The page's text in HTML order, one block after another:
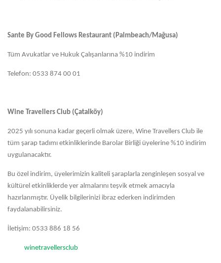
Sante By Good Fellows Restaurant (Palmbeach/Mağusa)
Tüm Avukatlar ve Hukuk Çalışanlarına %10 indirim
Telefon: 0533 874 00 01
Wine Travellers Club (Çatalköy)
2025 yılı sonuna kadar geçerli olmak üzere, Wine Travellers Club ile
tüm şarap tadımı etkinliklerinde Barolar Birliği üyelerine %10 indirim
uygulanacaktır.
Bu özel indirim, üyelerimizin kaliteli şaraplarla zenginleşen sosyal ve
kültürel etkinliklerde yer almalarını teşvik etmek amacıyla
hazırlanmıştır. Üyelik bilgilerinizi ibraz ederken indirimden
faydalanabilirsiniz.
İletişim: 0533 886 18 56
winetravellersclub